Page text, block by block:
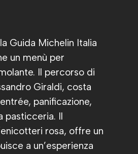
Guida Michelin Italia
un menù per
Il percorso di
Giraldi, costa
panificazione,
pasticceria. Il
rosa, offre un
a un’esperienza